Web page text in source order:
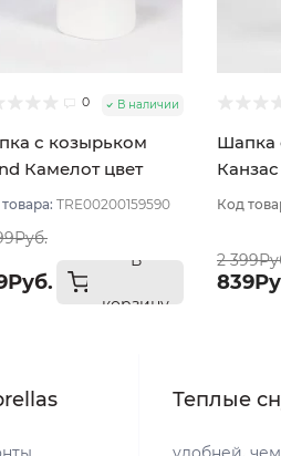
0 В наличии
с козырьком
Камелот цвет
светлый
TRE00200159590
В
корзину
Шапка
светлый
Код
2
Теплые